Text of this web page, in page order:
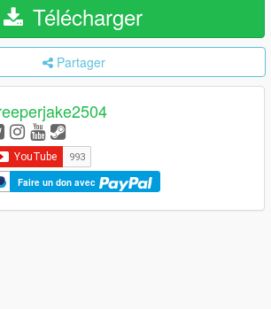
Télécharger
Partager
Faire un don avec